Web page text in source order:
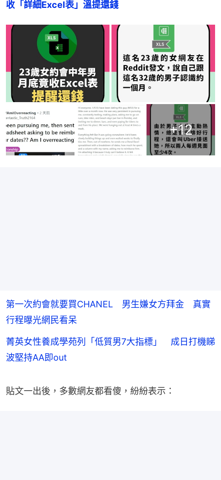
收「詳細Excel表」溫提還錢
+12
第一次約會就要買CHANEL 男生嫌女方拜金 真實
行程曝光網民看呆
菁英女性養成學苑列「低質男7大指標」 成日打機睇
波堅持AA即out
貼文一出後，多數網友都看傻，紛紛表示：